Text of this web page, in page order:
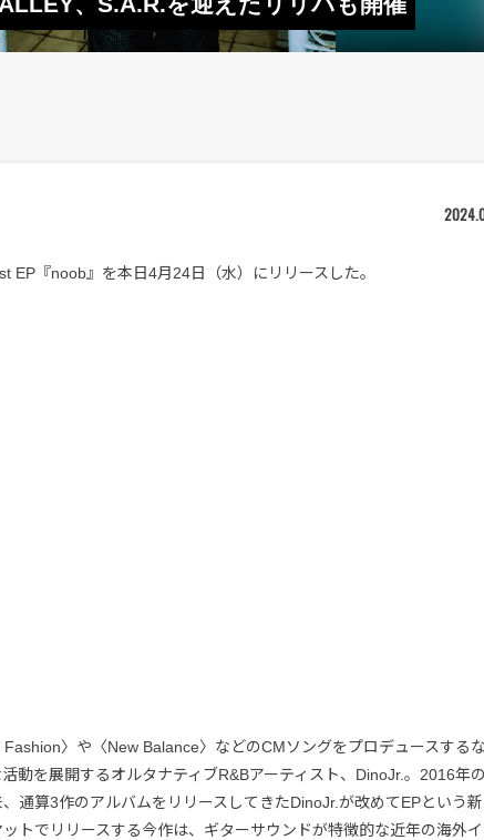
EP『noob』を本日4月24日（水）にリリースした。
Fashion〉や〈New Balance〉などのCMソングをプロデュースするな
活動を展開するオルタナティブR&Bアーティスト、DinoJr.。2016年
、通算3作のアルバムをリリースしてきたDinoJr.が改めてEPという新
トでリリースする今作は、ギターサウンドが特徴的な近年の海外